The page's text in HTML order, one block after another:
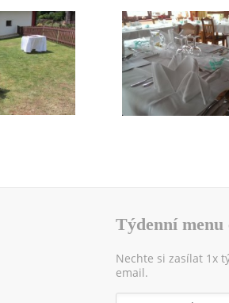
Týdenní menu
Nechte si zasílat 1x
email.